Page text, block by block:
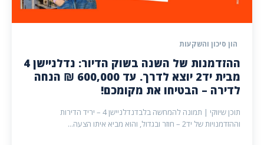
הון סיכון והשקעות
ההזדמנות של השנה בשוק הדיור: נדלניישן 4
מבית יד2 יוצא לדרך. עד 600,000 ₪ הנחה
לדירה – הבטיחו את מקומכם!
תוכן שיווקי | תמונה להמחשה בלבדנדלניישן 4 – יריד הדירות
וההזדמנויות של יד2 – חוזר ובגדול, והוא מביא איתו הצעה...